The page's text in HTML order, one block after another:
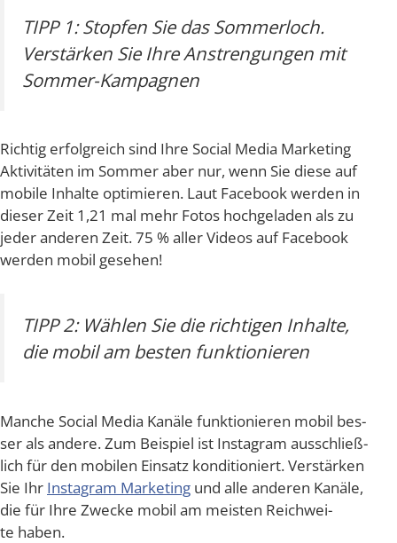
TIPP 1: Stop­fen Sie das Som­mer­loch.
Ver­stär­ken Sie Ihre Anstren­gun­gen mit
Sommer-Kampagnen
Rich­tig erfolg­reich sind Ihre Social Media Mar­ke­ting
Akti­vi­tä­ten im Som­mer aber nur, wenn Sie die­se auf
mobi­le Inhal­te opti­mie­ren. Laut Face­book wer­den in
die­ser Zeit 1,21 mal mehr Fotos hoch­ge­la­den als zu
jeder ande­ren Zeit. 75 % aller Vide­os auf Face­book
wer­den mobil gesehen!
TIPP 2: Wäh­len Sie die rich­ti­gen Inhal­te,
die mobil am bes­ten funktionieren
Man­che Social Media Kanä­le funk­tio­nie­ren mobil bes­
ser als ande­re. Zum Bei­spiel ist Insta­gram aus­schließ­
lich für den mobi­len Ein­satz kon­di­tio­niert. Ver­stär­ken
Sie Ihr Insta­gram Mar­ke­ting und alle ande­ren Kanä­le,
die für Ihre Zwe­cke mobil am meis­ten Reich­wei­
te haben.